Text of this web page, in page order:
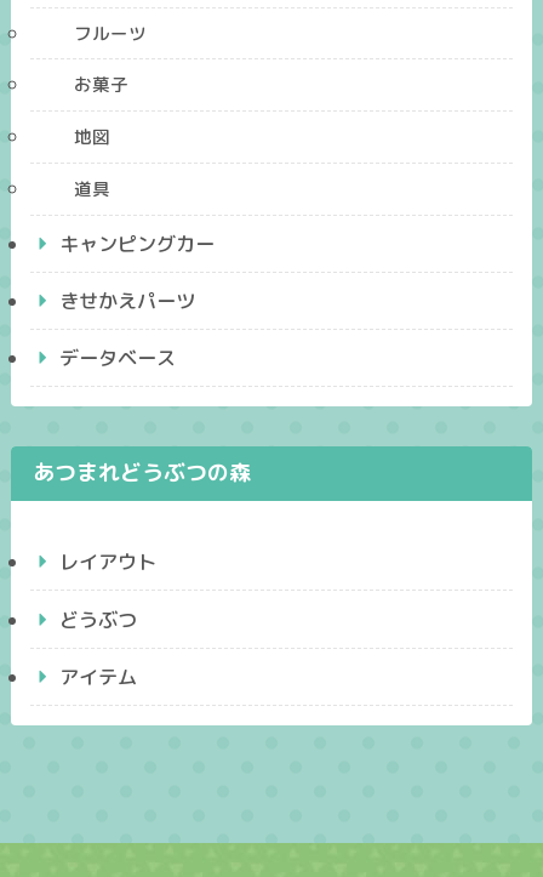
フルーツ
お菓子
地図
道具
キャンピングカー
きせかえパーツ
データベース
あつまれどうぶつの森
レイアウト
どうぶつ
アイテム